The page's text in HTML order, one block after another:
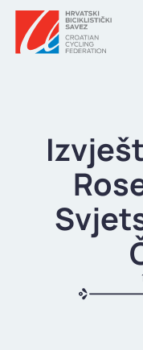
KALENDAR
REZULTATI
KLUBOVI
DOKUMENTI